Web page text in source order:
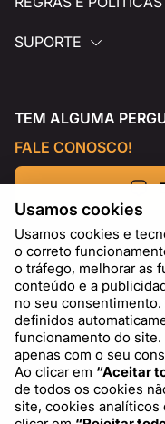
SUPORTE
TEM ALGUMA
FALE CONOSCO!
PT
Usamos cookies
Usamos cookies e
o correto
o tráfego, melhorar as
conteúdo e a
no seu
definidos
funcionamento do
apenas com o seu
Ao clicar em “Aceitar
de todos os cookies
site, cookies analíticos